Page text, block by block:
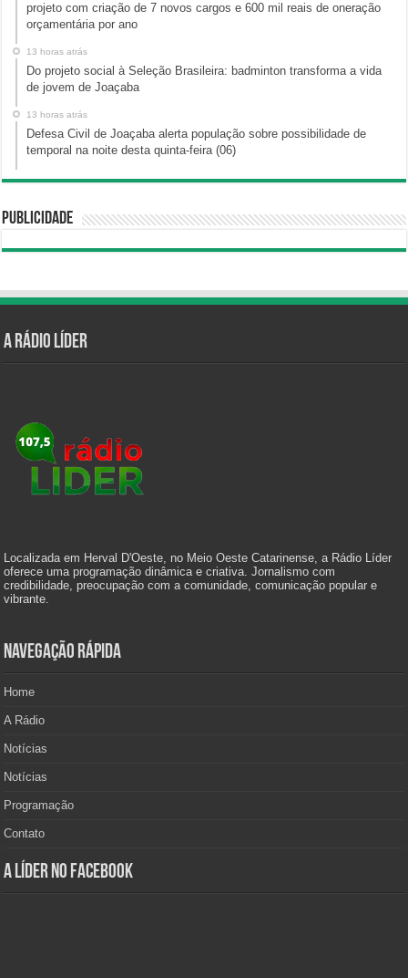
projeto com criação de 7 novos cargos e 600 mil reais de oneração
orçamentária por ano
13 horas atrás
Do projeto social à Seleção Brasileira: badminton transforma a vida
de jovem de Joaçaba
13 horas atrás
Defesa Civil de Joaçaba alerta população sobre possibilidade de
temporal na noite desta quinta-feira (06)
Publicidade
A Rádio Líder
Localizada em Herval D'Oeste, no Meio Oeste Catarinense, a Rádio Líder
oferece uma programação dinâmica e criativa. Jornalismo com
credibilidade, preocupação com a comunidade, comunicação popular e
vibrante.
Navegação Rápida
Home
A Rádio
Notícias
Notícias
Programação
Contato
A Líder no Facebook